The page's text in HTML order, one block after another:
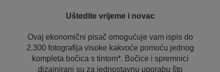
Uštedite vrijeme i novac
Ovaj ekonomični pisač omogućuje vam ispis do
2.300 fotografija visoke kakvoće pomoću jednog
kompleta bočica s tintom*. Bočice i spremnici
dizajnirani su za jednostavnu uporabu što